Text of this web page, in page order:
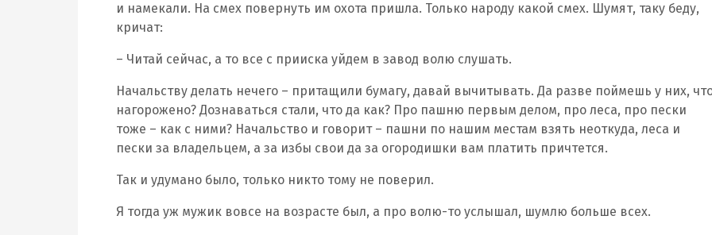
и намекали. На смех повернуть им охота пришла. Только народу какой смех. Шумят, таку беду,
кричат:
– Читай сейчас, а то все с прииска уйдем в завод волю слушать.
Начальству делать нечего – притащили бумагу, давай вычитывать. Да разве поймешь у них,
нагорожено? Дознаваться стали, что да как? Про пашню первым делом, про леса, про пески
тоже – как с ними? Начальство и говорит – пашни по нашим местам взять неоткуда, леса и
пески за владельцем, а за избы свои да за огородишки вам платить причтется.
Так и удумано было, только никто тому не поверил.
Я тогда уж мужик вовсе на возрасте был, а про волю-то услышал, шумлю больше всех.